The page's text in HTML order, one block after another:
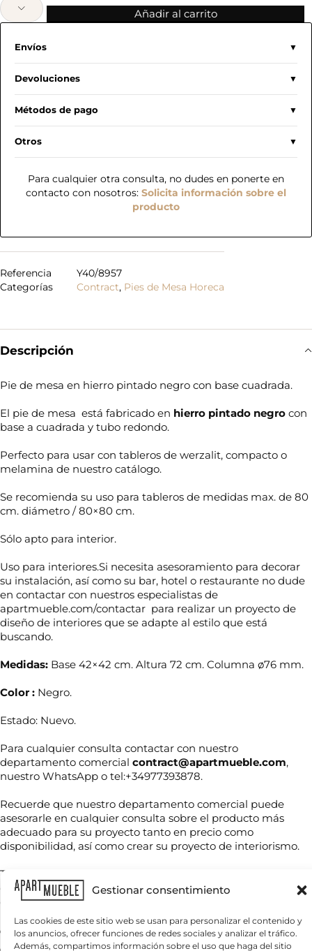
Gestionar consentimiento
Las cookies de este sitio web se usan para personalizar el contenido y
los anuncios, ofrecer funciones de redes sociales y analizar el tráfico.
Además, compartimos información sobre el uso que haga del sitio
Añadir al carrito
Envíos
Devoluciones
Métodos de pago
Otros
Para cualquier otra consulta, no dudes en ponerte en
contacto con nosotros: Solicita información sobre el
producto
Referencia
Y40/8957
Categorías
Contract, Pies de Mesa Horeca
Descripción
Pie de mesa en hierro pintado negro con base cuadrada.
El pie de mesa está fabricado en hierro pintado negro con
base a cuadrada y tubo redondo.
Perfecto para usar con tableros de werzalit, compacto o
melamina de nuestro catálogo.
Se recomienda su uso para tableros de medidas max. de 80
cm. diámetro / 80×80 cm.
Sólo apto para interior.
Uso para interiores.Si necesita asesoramiento para decorar
su instalación, así como su bar, hotel o restaurante no dude
en contactar con nuestros especialistas de
apartmueble.com/contactar para realizar un proyecto de
diseño de interiores que se adapte al estilo que está
buscando.
Medidas: Base 42×42 cm. Altura 72 cm. Columna ø76 mm.
Color : Negro.
Estado: Nuevo.
Para cualquier consulta contactar con nuestro
departamento comercial contract@apartmueble.com,
nuestro WhatsApp o tel:+34977393878.
Recuerde que nuestro departamento comercial puede
asesorarle en cualquier consulta sobre el producto más
adecuado para su proyecto tanto en precio como
disponibilidad, así como crear su proyecto de interiorismo.
Tenemos mucha variedad en producto de hostelería tanto
de importación como nacional, por compra unitaria o de
contenedores.
Para grandes cantidades consultar precio final.
N
o
b
r
e
*
T
e
é
n
o
e
l
é
e
l
o
n
*
C
o
r
e
o
¿